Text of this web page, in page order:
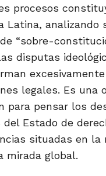
procesos
Latina, analizando
“sobre-
disputas
legales. Es una
para pensar los
Estado de
situadas en la
mirada global.